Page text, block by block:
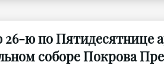
26-ю по Пятидесятнице
соборе Покрова